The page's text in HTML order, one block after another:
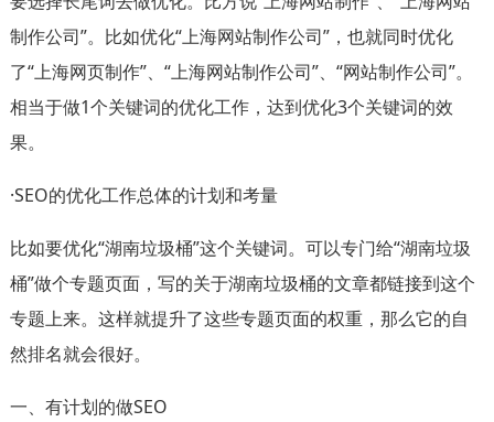
制作公司”。比如优化“上海网站制作公司”，也就同时优化
了“上海网页制作”、“上海网站制作公司”、“网站制作公司”。
相当于做1个关键词的优化工作，达到优化3个关键词的效
果。
·SEO的优化工作总体的计划和考量
比如要优化“湖南垃圾桶”这个关键词。可以专门给“湖南垃圾
桶”做个专题页面，写的关于湖南垃圾桶的文章都链接到这个
专题上来。这样就提升了这些专题页面的权重，那么它的自
然排名就会很好。
一、有计划的做SEO